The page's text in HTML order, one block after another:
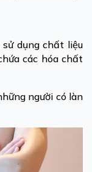
dụng chất liệu
các hóa chất
người có làn